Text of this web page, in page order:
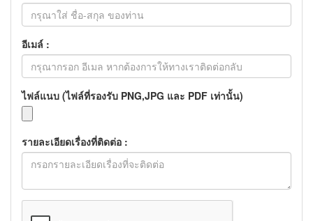
อีเมล์ :
ไฟล์แนบ (ไฟล์ที่รองรับ PNG,JPG และ PDF เท่านั้น)
รายละเอียดเรื่องที่ติดต่อ :